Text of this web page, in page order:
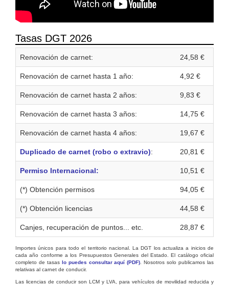
Tasas DGT 2026
Renovación de carnet: 24,58 €
Renovación de carnet hasta 1 año: 4,92 €
Renovación de carnet hasta 2 años: 9,83 €
Renovación de carnet hasta 3 años: 14,75 €
Renovación de carnet hasta 4 años: 19,67 €
Duplicado de carnet (robo o extravio): 20,81 €
Permiso Internacional: 10,51 €
(*) Obtención permisos 94,05 €
(*) Obtención licencias 44,58 €
Canjes, recuperación de puntos... etc. 28,87 €
Importes únicos para todo el territorio nacional. La DGT los actualiza a inicios de
cada año conforme a los Presupuestos Generales del Estado. El catálogo oficial
completo de tasas lo puedes consultar aquí (PDF) . Nosotros solo publicamos las
relativas al carnet de conducir.
Las licencias de conducir son LCM y LVA, para vehículos de movilidad reducida y